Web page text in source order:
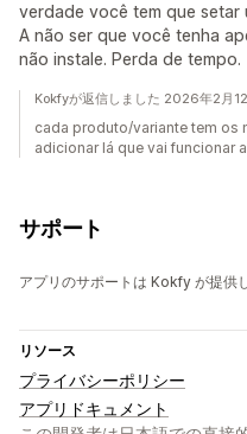
verdade você tem que setar
A não ser que você tenha
não instale. Perda de tempo.
Kokfyが返信しました 2026年2月
cada produto/variante tem os
adicionar lá que vai funcionar
サポート
アプリのサポートは Kokfy が提供
リソース
プライバシーポリシー
アプリドキュメント